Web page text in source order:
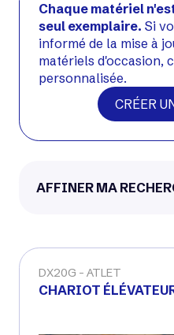
Chaque matériel
seul exemplaire. Si
informé de la mise à
matériels d'occasion,
personnalisée.
CRÉER
AFFINER MA
CHARIOT
ATLET
DX20G